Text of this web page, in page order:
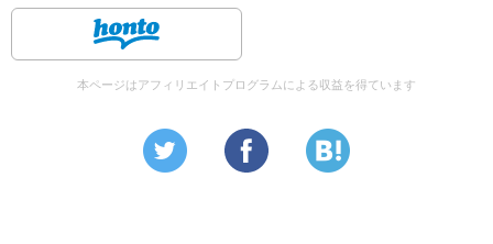
本ページはアフィリエイトプログラムによる収益を得ています